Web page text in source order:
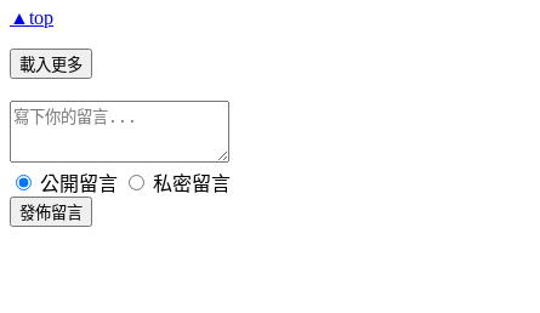
▲top
載入更多
公開留言 私密留言
發佈留言